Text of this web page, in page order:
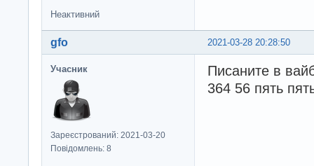
Неактивний
2021-03-28 20:28:50
gfo
Учасник
Зареєстрований: 2021-03-20
Повідомлень: 8
Писаните в
364 56 пять